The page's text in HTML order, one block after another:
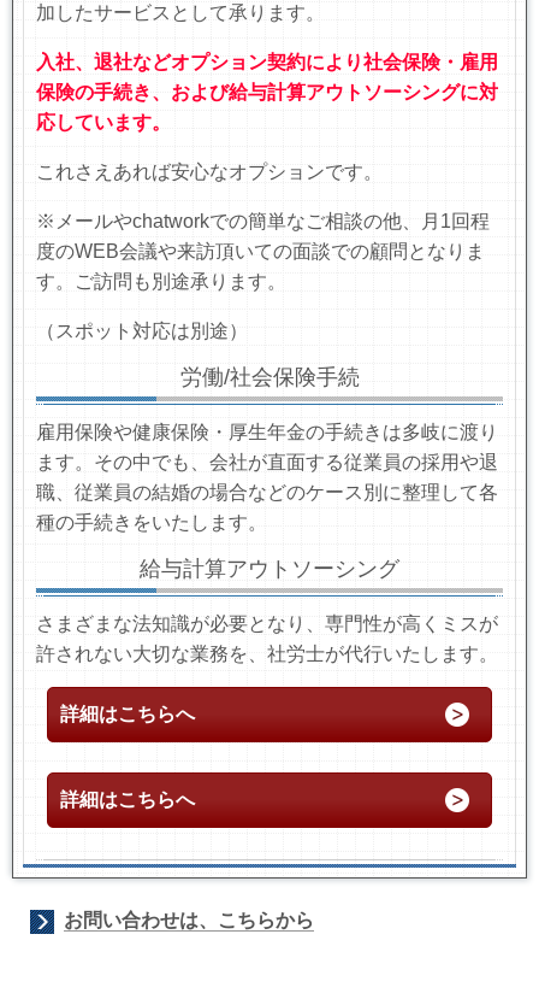
加したサービスとして承ります。
入社、退社などオプション契約により社会保険・雇用
保険の手続き、および給与計算アウトソーシングに対
応しています。
これさえあれば安心なオプションです。
※メールやchatworkでの簡単なご相談の他、月1回程
度のWEB会議や来訪頂いての面談での顧問となりま
す。ご訪問も別途承ります。
（スポット対応は別途）
労働/社会保険手続
雇用保険や健康保険・厚生年金の手続きは多岐に渡り
ます。その中でも、会社が直面する従業員の採用や退
職、従業員の結婚の場合などのケース別に整理して各
種の手続きをいたします。
給与計算アウトソーシング
さまざまな法知識が必要となり、専門性が高くミスが
許されない大切な業務を、社労士が代行いたします。
詳細はこちらへ
詳細はこちらへ
お問い合わせは、こちらから